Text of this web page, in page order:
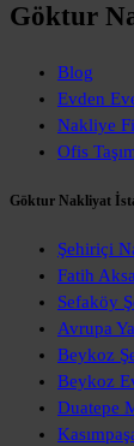
Göktur
Blog
Evden
Nakliye
Ofis
Göktur Nakliyat
Şehiriçi
Fatih
Sefaköy
Avrupa
Beykoz
Beykoz
Duatepe